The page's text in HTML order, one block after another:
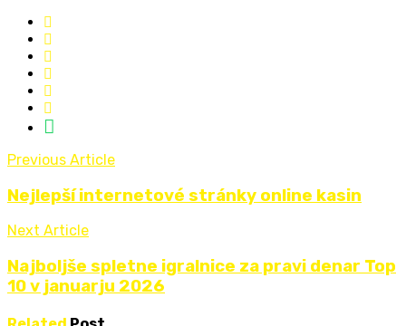
Previous Article
Nejlepší internetové stránky online kasin
Next Article
Najboljše spletne igralnice za pravi denar Top
10 v januarju 2026